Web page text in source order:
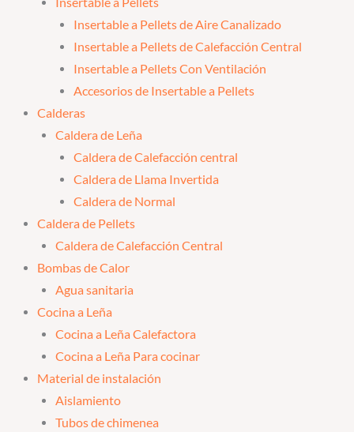
Insertable a Pellets de Aire Canalizado
Insertable a Pellets de Calefacción Central
Insertable a Pellets Con Ventilación
Accesorios de Insertable a Pellets
Calderas
Caldera de Leña
Caldera de Calefacción central
Caldera de Llama Invertida
Caldera de Normal
Caldera de Pellets
Caldera de Calefacción Central
Bombas de Calor
Agua sanitaria
Cocina a Leña
Cocina a Leña Calefactora
Cocina a Leña Para cocinar
Material de instalación
Aislamiento
Tubos de chimenea